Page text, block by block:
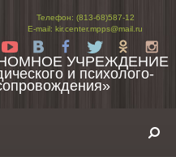
Телефон: (813-68)587-12
E-mail: kir.center.mpps@mail.ru
Yt
Tw
УЧРЕЖДЕНИЕ
и психолого-